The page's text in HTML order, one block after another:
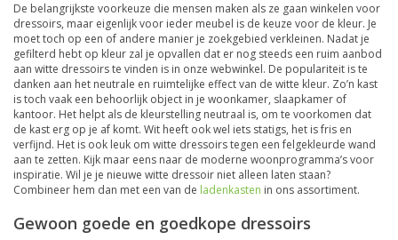
De belangrijkste voorkeuze die mensen maken als ze gaan winkelen voor
dressoirs, maar eigenlijk voor ieder meubel is de keuze voor de kleur. Je
moet toch op een of andere manier je zoekgebied verkleinen. Nadat je
gefilterd hebt op kleur zal je opvallen dat er nog steeds een ruim aanbod
aan witte dressoirs te vinden is in onze webwinkel. De populariteit is te
danken aan het neutrale en ruimtelijke effect van de witte kleur. Zo’n kast
is toch vaak een behoorlijk object in je woonkamer, slaapkamer of
kantoor. Het helpt als de kleurstelling neutraal is, om te voorkomen dat
de kast erg op je af komt. Wit heeft ook wel iets statigs, het is fris en
verfijnd. Het is ook leuk om witte dressoirs tegen een felgekleurde wand
aan te zetten. Kijk maar eens naar de moderne woonprogramma’s voor
inspiratie. Wil je je nieuwe witte dressoir niet alleen laten staan?
Combineer hem dan met een van de ladenkasten in ons assortiment.
Gewoon goede en goedkope dressoirs